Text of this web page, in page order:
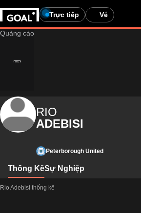
Trực tiếp Vé
RIO
ADEBISI
Peterborough United
Thống KêSự Nghiệp
Rio Adebisi thống kê